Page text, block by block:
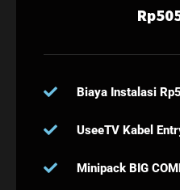
Biaya Instalasi
UseeTV Kabel
Minipack BIG